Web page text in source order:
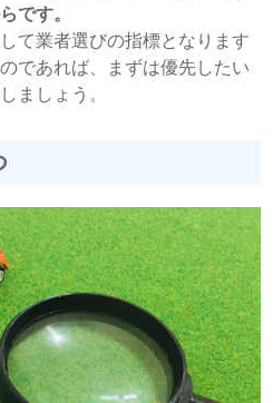
です。
て業者選びの指標となります
であれば、まずは優先したい
ましょう。